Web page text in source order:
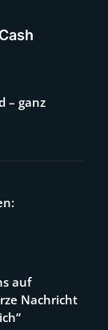
– ganz
auf
Nachricht